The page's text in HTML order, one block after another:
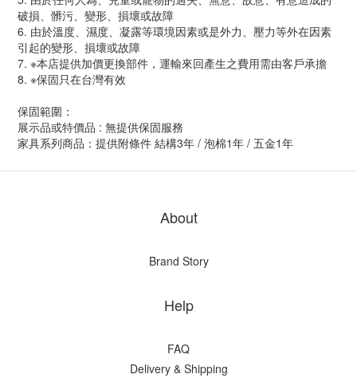
破損、髒污、變形、損壞或故障
6. 由於溫度、濕度、凝露等環境因素或是外力、壓力等外在因素
引起的變形、損壞或故障
7. ※本店提供加價更換部件，運輸來回產生之費用需由客戶承擔
8. ※保固只在台灣有效
保固範圍：
展示品或特價品 : 無提供保固服務
家具系列商品：提供附條件 結構3年 / 泡棉1年 / 五金1年
About
Brand Story
Help
FAQ
Delivery & Shipping